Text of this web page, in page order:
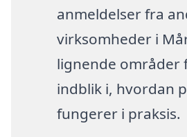
anmeldelser fra
virksomheder i
lignende områder
indblik i, hvordan
fungerer i praksis.